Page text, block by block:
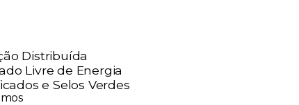
Distribuída
Livre de Energia
e Selos Verdes